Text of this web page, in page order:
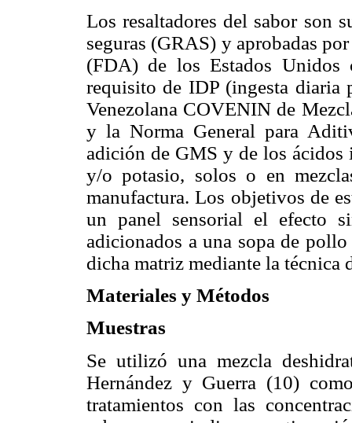
Los resaltadores del sabor son
seguras (GRAS) y aprobadas
(FDA) de los Estados Unidos
requisito de IDP (ingesta diaria
Venezolana COVENIN de
y la Norma General para
adición de GMS y de los
y/o potasio, solos o en
manufactura. Los objetivos de
un panel sensorial el efecto
adicionados a una sopa de
dicha matriz mediante la técnica
Materiales y Métodos
Muestras
Se utilizó una mezcla
Hernández y Guerra (10)
tratamientos con las